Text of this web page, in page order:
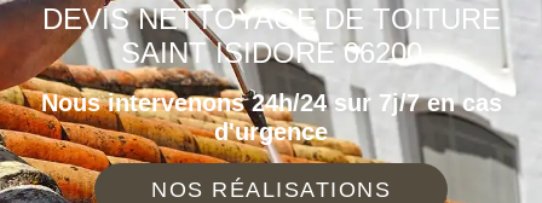
DEVIS NETTOYAGE DE TOITURE
SAINT ISIDORE 06200
Nous intervenons 24h/24 sur 7j/7 en cas
d'urgence
NOS RÉALISATIONS